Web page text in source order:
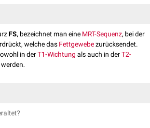
FS, bezeichnet man eine MRT-Sequenz, bei der
welche das Fettgewebezurücksendet.
in derT1-Wichtung als auch in derT2-
Relaxationszeit